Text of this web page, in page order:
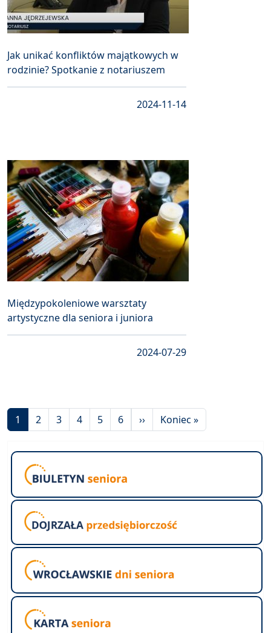
Jak unikać konfliktów majątkowych w
rodzinie? Spotkanie z notariuszem
2024-11-14
Międzypokoleniowe warsztaty
artystyczne dla seniora i juniora
2024-07-29
Stronicowanie
1 2 3 4 5 6 ››Następna strona
Koniec »Ostatnia strona